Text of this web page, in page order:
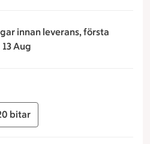
innan leverans, första
Aug
bitar